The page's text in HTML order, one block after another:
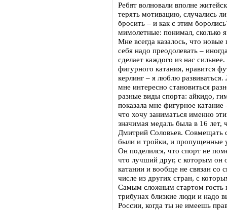
Ребят волновали вполне
терять мотивацию, случались
бросить – и как с этим
мимолетные: понимал, сколько
Мне всегда казалось, что
себя надо преодолевать –
сделает каждого из нас
фигурного катания, нравится
керлинг – я люблю
мне интересно становиться
разные виды спорта: айкидо,
показала мне фигурное
что хочу заниматься именно
значимая медаль была в 16
Дмитрий Соловьев. Совмещать
были и тройки, и пропущенные
Он поделился, что спорт не
что лучший друг, с которым он
катании и вообще не связан со
числе из других стран, с
Самым сложным стартом гость
трибунах близкие люди и надо
России, когда ты не имеешь